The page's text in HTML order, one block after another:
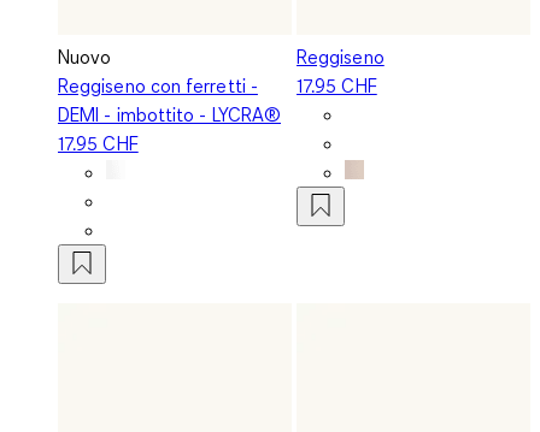
Nuovo
Reggiseno con ferretti -
DEMI - imbottito - LYCRA®
17.95 CHF
Reggiseno
17.95 CHF